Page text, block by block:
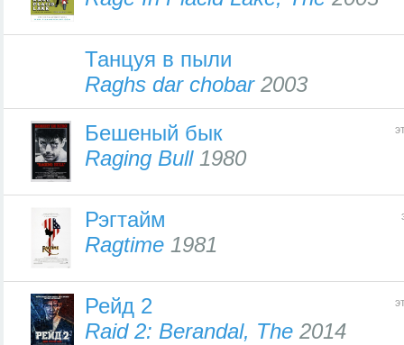
Танцуя в пыли
Raghs dar chobar2003
Бешеный бык
Raging Bull1980
Рэгтайм
Ragtime 1981
Рейд 2
Raid 2: Berandal, The 2014